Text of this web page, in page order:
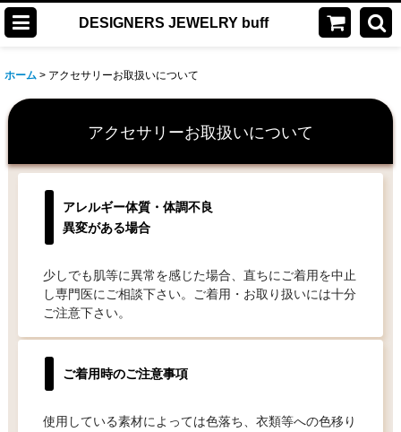
DESIGNERS JEWELRY buff
ホーム > アクセサリーお取扱いについて
アクセサリーお取扱いについて
アレルギー体質・体調不良
異変がある場合
少しでも肌等に異常を感じた場合、直ちにご着用を中止
し専門医にご相談下さい。ご着用・お取り扱いには十分
ご注意下さい。
ご着用時のご注意事項
使用している素材によっては色落ち、衣類等への色移り